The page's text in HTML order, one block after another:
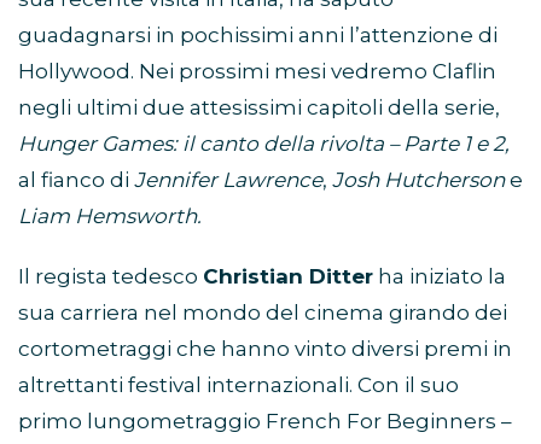
guadagnarsi in pochissimi anni l’attenzione di
Hollywood. Nei prossimi mesi vedremo Claflin
negli ultimi due attesissimi capitoli della serie,
Hunger Games: il canto della rivolta – Parte 1 e 2,
al fianco di Jennifer Lawrence, Josh Hutchersone
Liam Hemsworth.
Il regista tedesco Christian Ditter ha iniziato la
sua carriera nel mondo del cinema girando dei
cortometraggi che hanno vinto diversi premi in
altrettanti festival internazionali. Con il suo
primo lungometraggio French For Beginners –